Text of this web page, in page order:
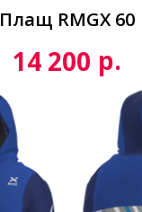
Плащ RMGX 60
14 200 р.